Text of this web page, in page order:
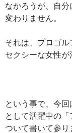
なかろうが、自分
変わりません。
それは、プロゴル
セクシーな女性が
という事で、今
として活躍中の
ついて書いて参り